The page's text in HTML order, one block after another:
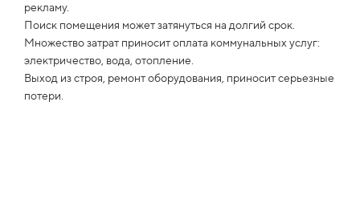
рекламу.
Поиск помещения может затянуться на долгий срок.
Множество затрат приносит оплата коммунальных услуг:
электричество, вода, отопление.
Выход из строя, ремонт оборудования, приносит серьезные
потери.